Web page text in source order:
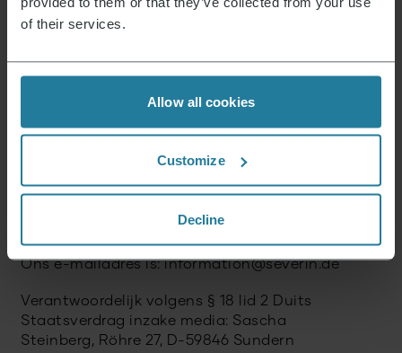
of their services.
Allow all cookies
Customize
Decline
publicaties, is niet toegestaan ​​zonder
Consumenteninformatie volgens Verordening
Als onderdeel van de verordening over
consumentenzaken is er een platform voor
onlinegeschillenbeslechting van de Europese
http://ec.europa.eu/consumers/odr/.
Ons e-mailadres is: information@severin.de
Verantwoordelijk volgens § 18 lid 2 Duits
Staatsverdrag inzake media: Sascha
Steinberg, Röhre 27, D-59846 Sundern